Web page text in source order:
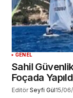
GENEL
Sahil
Foçada
Editör Seyfi Gül15/